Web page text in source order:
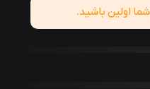
اولین باشید.